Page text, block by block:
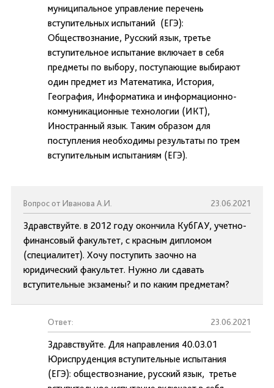
муниципальное управление перечень
вступительных испытаний (ЕГЭ):
Обществознание, Русский язык, третье
вступительное испытание включает в себя
предметы по выбору, поступающие выбирают
один предмет из Математика, История,
География, Информатика и информационно-
коммуникационные технологии (ИКТ),
Иностранный язык. Таким образом для
поступления необходимы результаты по трем
вступительным испытаниям (ЕГЭ).
Вопрос от Иванова А.И. 23.06.2021
Здравствуйте. в 2012 году окончила КубГАУ, учетно-
финансовый факультет, с красным дипломом
(специалитет). Хочу поступить заочно на
юридический факультет. Нужно ли сдавать
вступительные экзамены? и по каким предметам?
Ответ: 23.06.2021
Здравствуйте. Для направления 40.03.01
Юриспруденция вступительные испытания
(ЕГЭ): обществознание, русский язык, третье